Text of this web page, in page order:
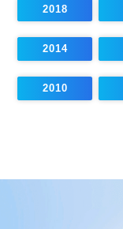
2018
2014
2010